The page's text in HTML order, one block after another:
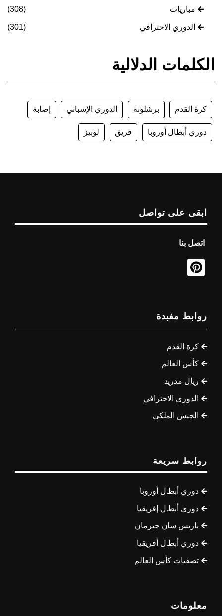
مباريات (308)
الدوري الاحترافي (301)
الكلمات الدلالية
كرة القدم برشلونة الدوري الإسباني إصابة
دوري أبطال أوروبا فريق لوبيز
ابقى على تواصل
اتصل بنا
روابط مفيدة
كرة القدم
كأس العالم
ريال مدريد
الدوري الاحترافي
الجيش الملكي
روابط سريعة
دوري أبطال أوروبا
دوري أبطال إفريقيا
باريس سان جيرمان
دوري أبطال أفريقيا
تصفيات كأس العالم
معلومات